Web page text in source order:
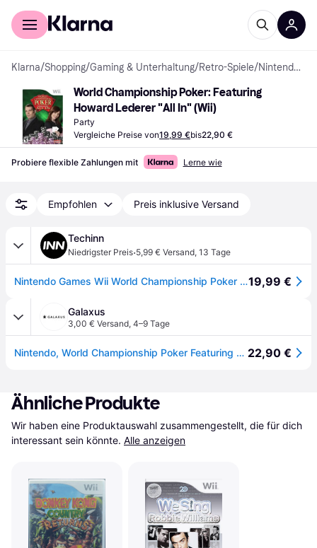
Für Shopper
Klarna/Shopping/Gaming & Unterhaltung/Retro-Spiele/ Nintendo Wii-Spiele
World Championship Poker: Featuring
Howard Lederer "All In" (Wii)
Party
Vergleiche Preise von19,99 €bis22,90 €
Probiere flexible Zahlungen mit Lerne wie
Empfohlen Preis inklusive Versand
Techinn
Niedrigster Preis·5,99 € Versand, 13 Tage
Nintendo Games Wii World Championship Poker Featuring Howard Lederer All In Mehrfarbig PAL19,99 €
Galaxus
3,00 € Versand, 4–9 Tage
Nintendo, World Championship Poker Featuring Howard Lederer (Wii) 22,90 €
Ähnliche Produkte
Wir haben eine Produktauswahl zusammengestellt, die für dich
interessant sein könnte. Alle anzeigen